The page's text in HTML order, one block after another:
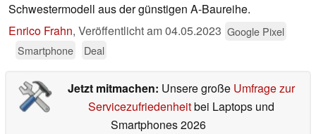
Schwestermodell aus der günstigen A-Baureihe.
Enrico Frahn, Veröffentlicht am04.05.2023 Google Pixel
Smartphone
Deal
Jetzt mitmachen: Unsere große Umfrage zur
Servicezufriedenheitbei Laptops und
Smartphones 2026